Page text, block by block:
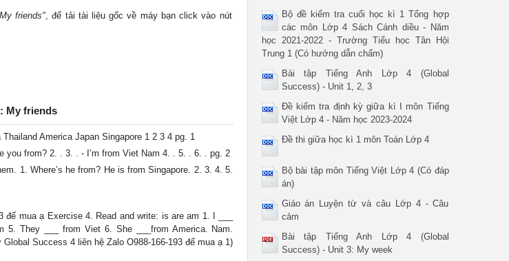
friends", để tải tài liệu gốc về máy bạn click vào nút
My friends
America Japan Singapore 1 2 3 4 pg. 1
you from? 2. . 3. . - I’m from Viet Nam 4. . 5. . 6. . pg. 2
1. Where’s he from? He is from Singapore. 2. 3. 4. 5.
mua ạ Exercise 4. Read and write: is are am 1. I ___
They ___ from Viet 6. She ___from America. Nam.
Success 4 liên hệ Zalo O988-166-193 để mua ạ 1)
Bộ đề kiểm tra cuối học kì 1 Tổng hợp
các môn Lớp 4 Sách Cánh diều - Năm
học 2021-2022 - Trường Tiểu học Tân Hội
Trung 1 (Có hướng dẫn chấm)
Bài tập Tiếng Anh Lớp 4 (Global
Success) - Unit 1, 2, 3
Đề kiểm tra định kỳ giữa kì I môn Tiếng
Việt Lớp 4 - Năm học 2023-2024
Đề thi giữa học kì 1 môn Toán Lớp 4
Bộ bài tập môn Tiếng Việt Lớp 4 (Có đáp
án)
Giáo án Luyện từ và câu Lớp 4 - Câu
cảm
Bài tập Tiếng Anh Lớp 4 (Global
Success) - Unit 3: My week